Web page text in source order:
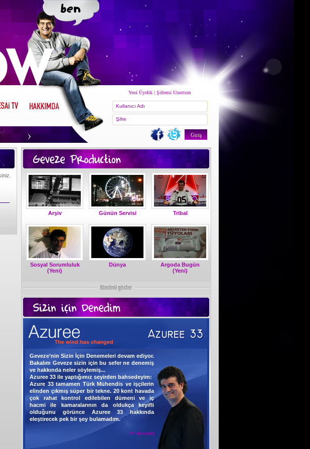
Yeni Üyelik| Şifremi Unuttum
Kullanıcı Adı
Şifre
Arşiv Günün Servisi Tribal
Sosyal Sorumluluk
(Yeni)
Dünya
Argoda Bugün
(Yeni)
Geveze’nin Sizin İçin Denemeleri devam ediyor.
Bakalım Geveze sizin için bu sefer ne denemiş
ve hakkında neler söylemiş...
Azuree 33 ile yaptığımız seyirden bahsedeyim:
Azure 33 tamamen Türk Mühendis ve işçilerin
elinden çıkmış süper bir tekne. 20 kont havada
çok rahat kontrol edilebilen dümeni ve iç
hacmi ile kamaralarının da oldukça keyifli
olduğunu görünce Azuree 33 hakkında
eleştirecek pek bir şey bulamadım.
>> devamı